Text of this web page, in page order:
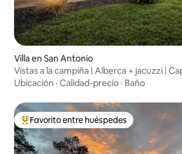
Villa en San Antonio
Vistas a la campiña | Alberca + jacuzzi |
personas
Ubicación · Calidad-precio · Baño
Favorito entre huéspedes preferido
Favorito entre huéspedes